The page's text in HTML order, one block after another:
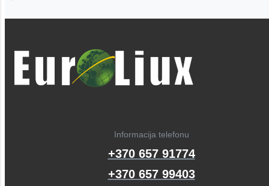
Informacija telefonu
+370 657 91774
+370 657 99403